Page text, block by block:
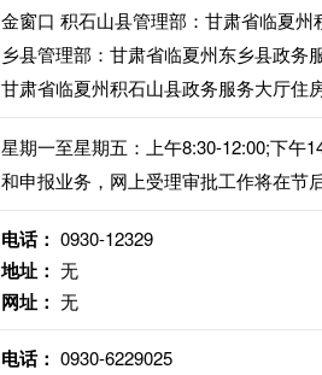
金窗口 积石山县管理部：甘肃省临夏
乡县管理部：甘肃省临夏州东乡县政务
甘肃省临夏州积石山县政务服务大厅住
星期一至星期五：上午8:30-12:00;下午
和申报业务，网上受理审批工作将在节
电话： 0930-12329
地址： 无
网址： 无
电话： 0930-6229025